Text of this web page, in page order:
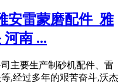
安雷蒙磨配件_雅
南 ...
主要生产制砂机配件、雷
,经过多年的艰苦奋斗,沃杰